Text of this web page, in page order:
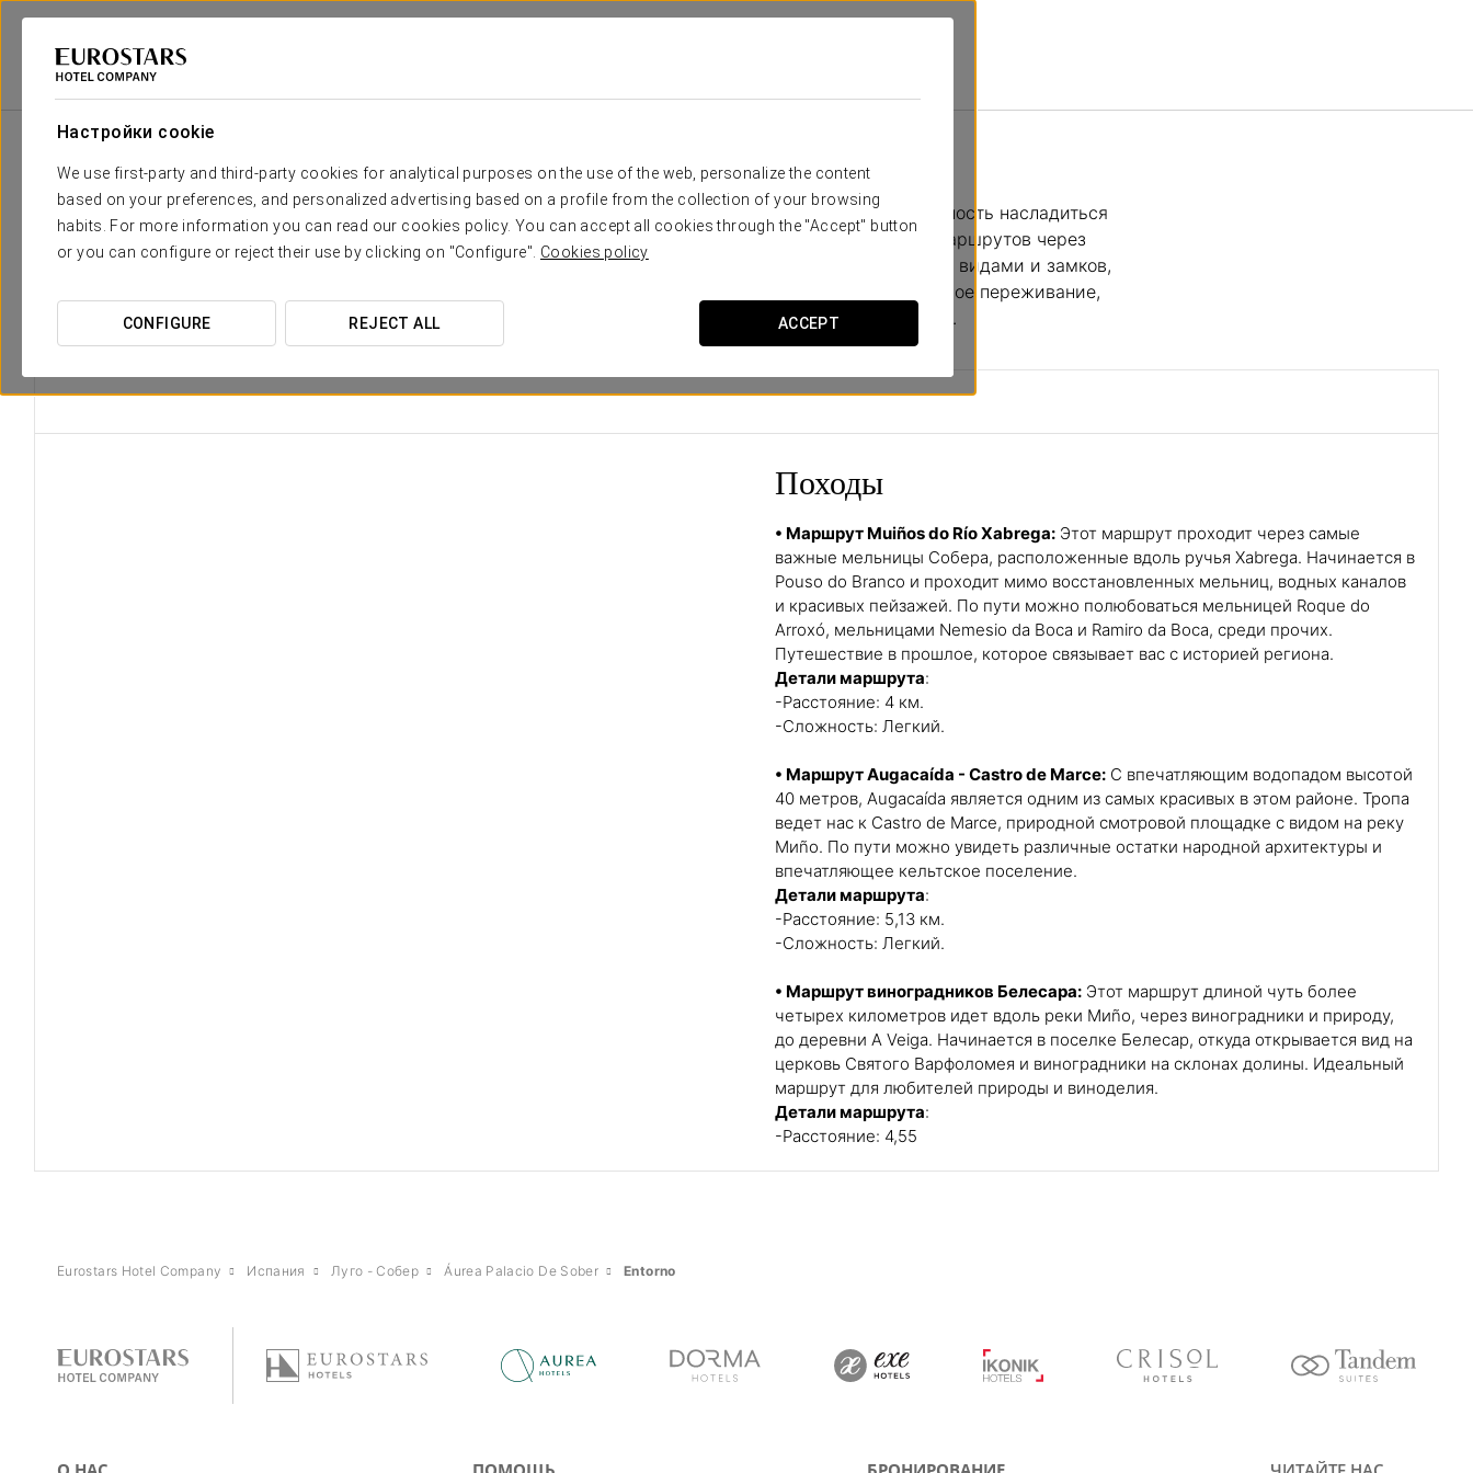
Настройки cookie
We use first-party and third-party cookies for analytical purposes on the use of the web, personalize the content
based on your preferences, and personalized advertising based on a profile from the collection of your browsing
habits. For more information you can read our cookies policy. You can accept all cookies through the "Accept" button
or you can configure or reject their use by clicking on "Configure". Cookies policy
CONFIGURE REJECT ALL ACCEPT
Eurostars Hotel Company
В отеле Áurea Palacio de Sober мы предлагаем уникальную возможность насладиться
природой и культурным наследием нашего региона. От пеших маршрутов через
захватывающие пейзажи до смотровых площадок с неповторимыми видами и замков,
которые рассказывают историю Галисии. Погрузитесь в аутентичное переживание,
окружённое природной и архитектурной красотой.
Походы
• Маршрут Muiños do Río Xabrega: Этот маршрут проходит через самые
важные мельницы Собера, расположенные вдоль ручья Xabrega. Начинается в
Pouso do Branco и проходит мимо восстановленных мельниц, водных каналов
и красивых пейзажей. По пути можно полюбоваться мельницей Roque do
Arroxó, мельницами Nemesio da Boca и Ramiro da Boca, среди прочих.
Путешествие в прошлое, которое связывает вас с историей региона.
Детали маршрута:
-Расстояние: 4 км.
-Сложность: Легкий.
• Маршрут Augacaída - Castro de Marce: С впечатляющим водопадом высотой
40 метров, Augacaída является одним из самых красивых в этом районе. Тропа
ведет нас к Castro de Marce, природной смотровой площадке с видом на реку
Миño. По пути можно увидеть различные остатки народной архитектуры и
впечатляющее кельтское поселение.
Детали маршрута:
-Расстояние: 5,13 км.
-Сложность: Легкий.
• Маршрут виноградников Белесара: Этот маршрут длиной чуть более
четырех километров идет вдоль реки Миño, через виноградники и природу,
до деревни A Veiga. Начинается в поселке Белесар, откуда открывается вид на
церковь Святого Варфоломея и виноградники на склонах долины. Идеальный
маршрут для любителей природы и виноделия.
Детали маршрута:
-Расстояние: 4,55
Eurostars Hotel Company Испания Луго - Собер Áurea Palacio De Sober Entorno